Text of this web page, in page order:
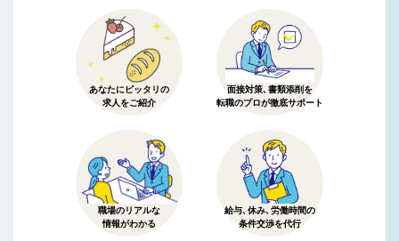
あなたにピッタリの
求人をご紹介
面接対策、書類添削を
転職のプロが徹底サポート
職場のリアルな
情報がわかる
給与、休み、労働時間の
条件交渉を代行